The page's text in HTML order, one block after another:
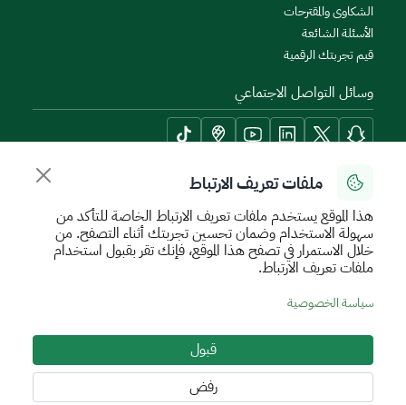
ملفات تعريف الارتباط
هذا الموقع يستخدم ملفات تعريف الارتباط الخاصة للتأكد من
سهولة الاستخدام وضمان تحسين تجربتك أثناء التصفح. من
خلال الاستمرار في تصفح هذا الموقع، فإنك تقر بقبول استخدام
ملفات تعريف الارتباط.
سياسة الخصوصية
قبول
رفض
الشكاوى والمقترحات
الأسئلة الشائعة
قيم تجربتك الرقمية
وسائل التواصل الاجتماعي
أدوات الإتاحة وامكانية الوصول
سياسة الإستخدام الآمن
جميع الحقوق محفوظة للهيئة العامة للعقار © 2026
تم تطويره وتشغيله بواسطة الهيئة العامة للعقار